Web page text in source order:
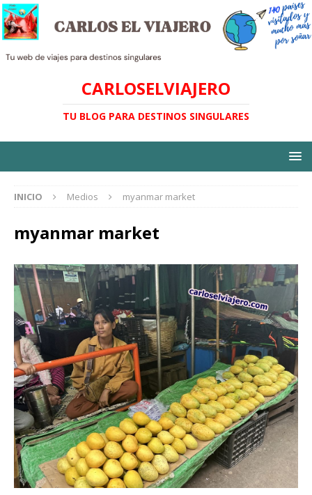
CARLOSELVIAJERO
TU BLOG PARA DESTINOS SINGULARES
INICIO Medios myanmar market
myanmar market